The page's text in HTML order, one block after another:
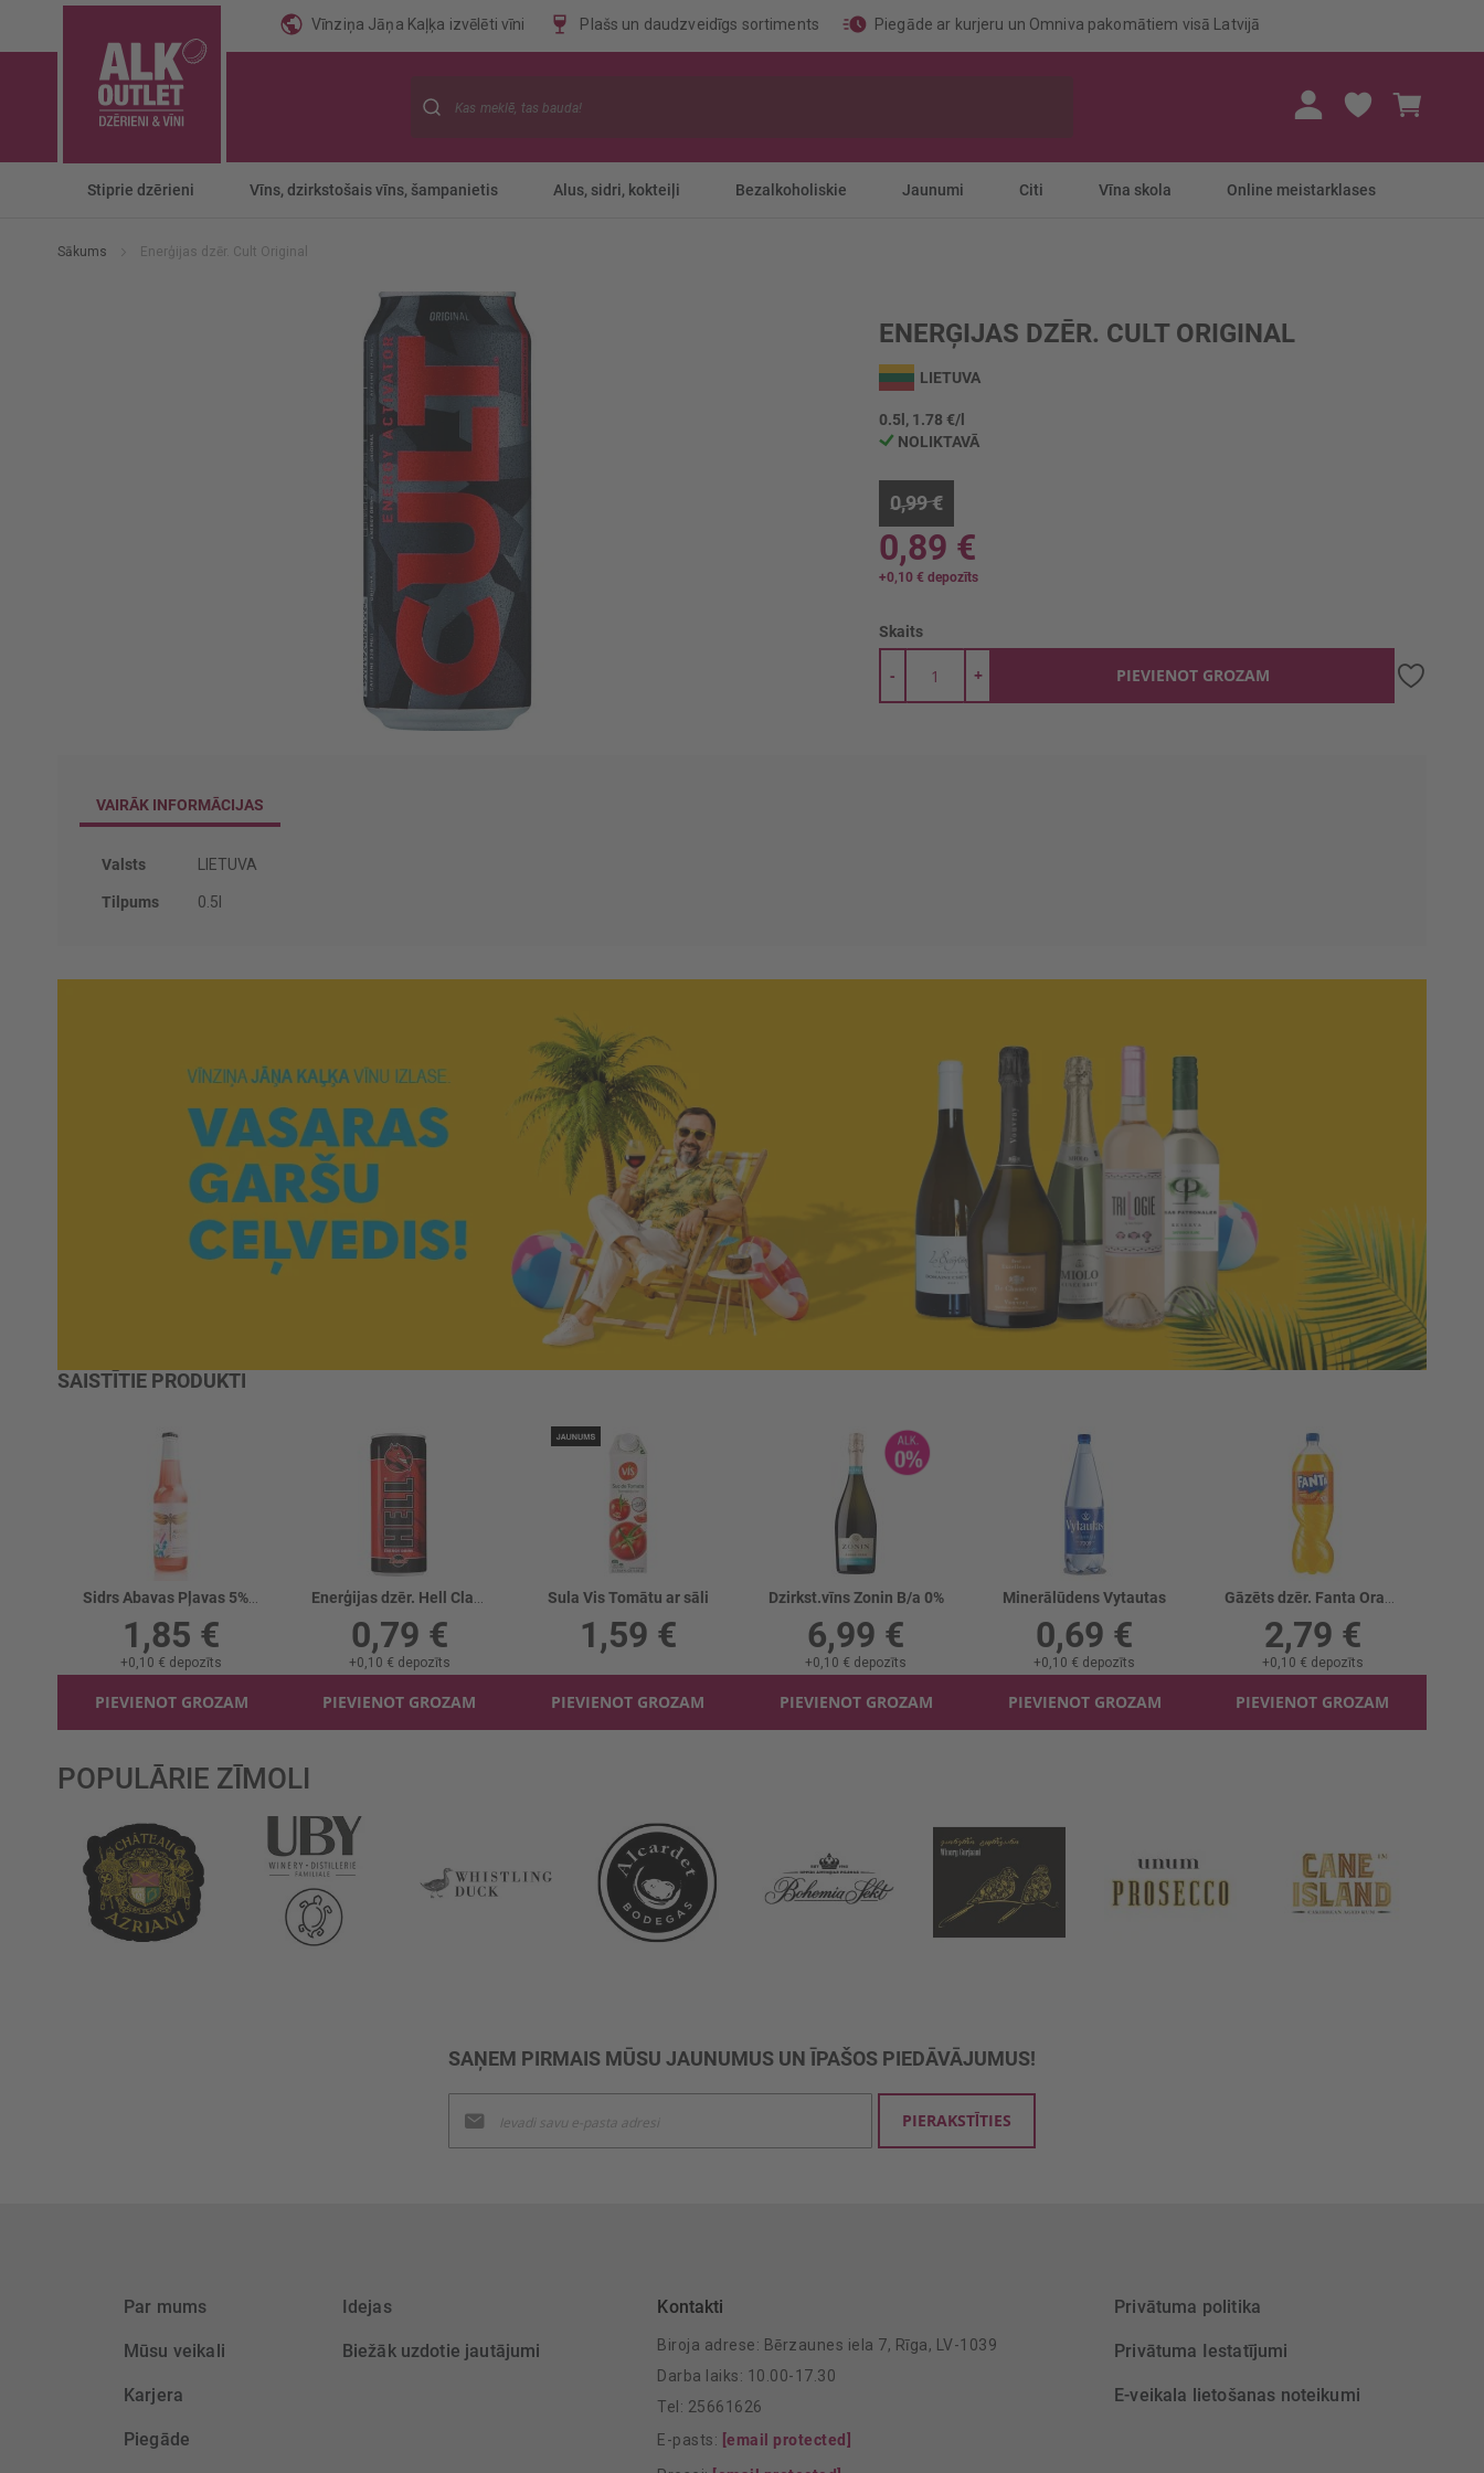
Vīnziņa Jāņa Kaļķa izvēlēti vīni Plašs un daudzveidīgs sortiments Piegāde ar kurjeru un Omniva pakomātiem visā Latvijā
Stiprie dzērieni Vīns, dzirkstošais vīns, šampanietis Alus, sidri, kokteiļi Bezalkoholiskie Jaunumi Citi Vīna skola Online meistarklases
Sākums Enerģijas dzēr. Cult Original
ENERĢIJAS DZĒR. CULT ORIGINAL
sākumu
LIETUVA
0.5l, 1.78 €/l
NOLIKTAVĀ
0,99 €
0,89 €
+0,10 € depozīts
Skaits
+
- PIEVIENOT GROZAM
VAIRĀK INFORMĀCIJAS
Vairāk
Valsts LIETUVA
Tilpums 0.5l
SAISTĪTIE PRODUKTI
Sidrs Abavas Pļavas 5% stikls
1,85 €
+0,10 € depozīts
PIEVIENOT GROZAM
Enerģijas dzēr. Hell Clasic
0,79 €
+0,10 € depozīts
PIEVIENOT GROZAM
Sula Vis Tomātu ar sāli
1,59 €
PIEVIENOT GROZAM
Dzirkst.vīns Zonin B/a 0%
6,99 €
+0,10 € depozīts
PIEVIENOT GROZAM
Minerālūdens Vytautas
0,69 €
+0,10 € depozīts
PIEVIENOT GROZAM
Gāzēts dzēr. Fanta Orange
2,79 €
+0,10 € depozīts
PIEVIENOT GROZAM
POPULĀRIE ZĪMOLI
SAŅEM PIRMAIS MŪSU JAUNUMUS UN ĪPAŠOS PIEDĀVĀJUMUS!
jaunumu
saņemšanai:
PIERAKSTĪTIES
Par mums
Mūsu veikali
Karjera
Piegāde
Idejas
Biežāk uzdotie jautājumi
Kontakti
Biroja adrese: Bērzaunes iela 7, Rīga, LV-1039
Darba laiks: 10.00-17.30
Tel: 25661626
E-pasts: [email protected]
Privātuma politika
Privātuma Iestatījumi
E-veikala lietošanas noteikumi